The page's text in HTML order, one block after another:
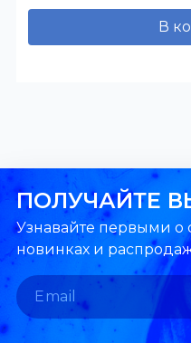
В
ПОЛУЧАЙТЕ
Узнавайте первыми о
новинках и